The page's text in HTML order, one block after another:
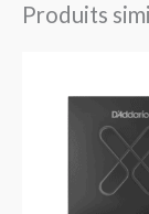
Produits